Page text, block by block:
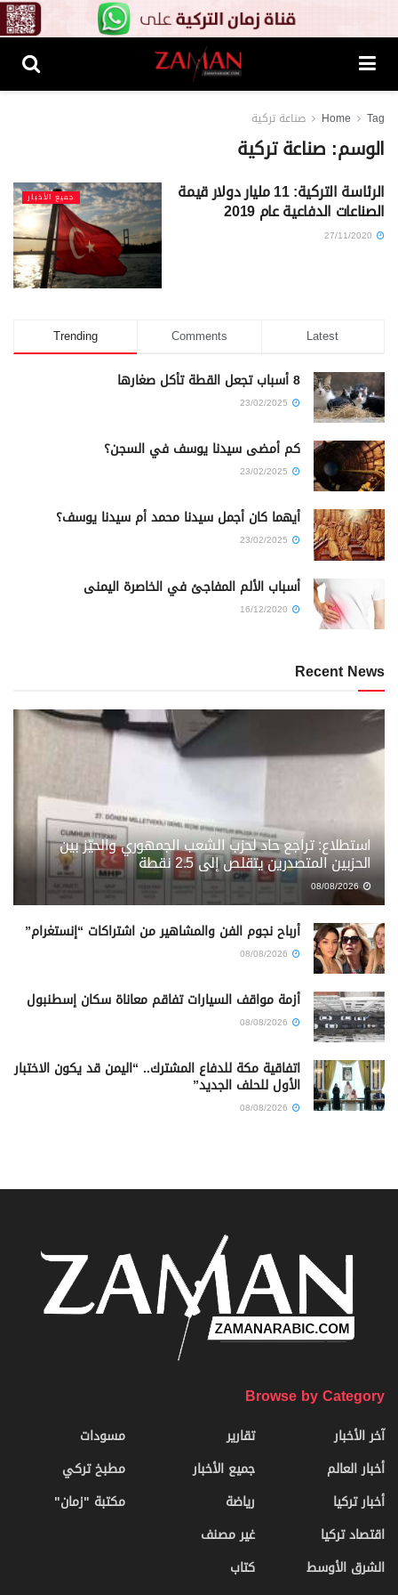
Home Tag صناعة تركية
الوسم: صناعة تركية
جميع الأخبار الرئاسة التركية: 11 مليار دولار قيمة
الصناعات الدفاعية عام 2019
Trending Comments Latest
8 أسباب تجعل القطة تأكل صغارها
كم أمضى سيدنا يوسف في السجن؟
أيهما كان أجمل سيدنا محمد أم سيدنا يوسف؟
أسباب الألم المفاجئ في الخاصرة اليمنى
Recent News
استطلاع: تراجع حاد لحزب الشعب الجمهوري والحيّز بين
الحزبين المتصدرين يتقلص إلى 2.5 نقطة
08/08/2026
أرباح نجوم الفن والمشاهير من اشتراكات “إنستغرام”
أزمة مواقف السيارات تفاقم معاناة سكان إسطنبول
اتفاقية مكة للدفاع المشترك.. “اليمن قد يكون الاختبار
الأول للحلف الجديد”
Browse by Category
آخر الأخبار
أخبار العالم
أخبار تركيا
اقتصاد تركيا
الشرق الأوسط
تقارير
جميع الأخبار
رياضة
غير مصنف
كتاب
مسودات
مطبخ تركي
مكتبة "زمان"